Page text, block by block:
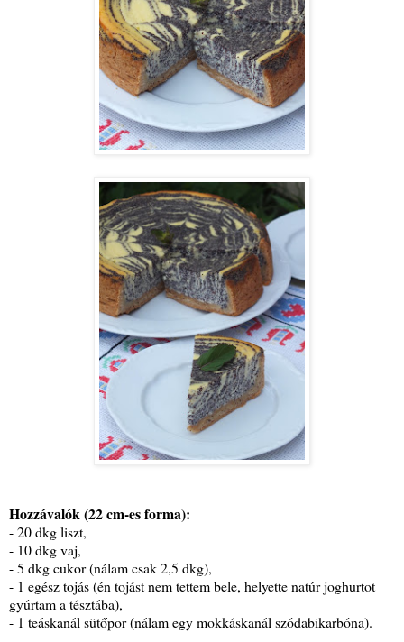
Hozzávalók (22 cm-es forma):
- 20 dkg liszt,
- 10 dkg vaj,
- 5 dkg cukor (nálam csak 2,5 dkg),
- 1 egész tojás (én tojást nem tettem bele, helyette natúr joghurtot
gyúrtam a tésztába),
- 1 teáskanál sütőpor (nálam egy mokkáskanál szódabikarbóna).